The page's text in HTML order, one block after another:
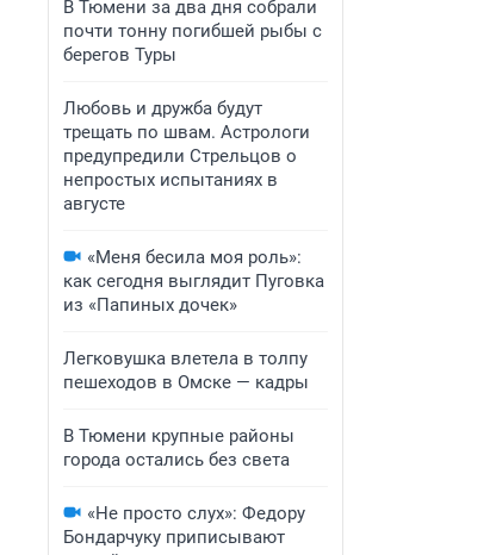
В Тюмени за два дня собрали
почти тонну погибшей рыбы с
берегов Туры
Любовь и дружба будут
трещать по швам. Астрологи
предупредили Стрельцов о
непростых испытаниях в
августе
«Меня бесила моя роль»:
как сегодня выглядит Пуговка
из «Папиных дочек»
Легковушка влетела в толпу
пешеходов в Омске — кадры
В Тюмени крупные районы
города остались без света
«Не просто слух»: Федору
Бондарчуку приписывают